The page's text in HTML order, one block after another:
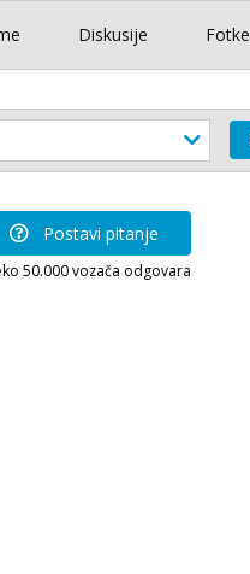
Diskusije Fotke
Postavi pitanje
50.000 vozača odgovara